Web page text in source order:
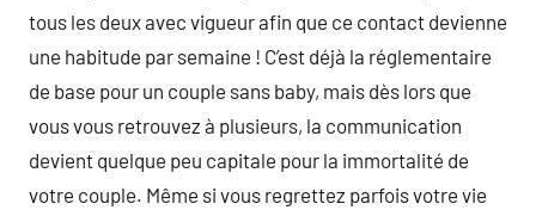
tous les deux avec vigueur afin que ce contact devienne
une habitude par semaine ! C’est déjà la réglementaire
de base pour un couple sans baby, mais dès lors que
vous vous retrouvez à plusieurs, la communication
devient quelque peu capitale pour la immortalité de
votre couple. Même si vous regrettez parfois votre vie